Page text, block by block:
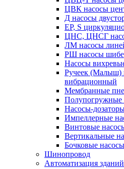
ЦВК насосы
Д насосы
EP, S
ЦНС, ЦНСГ
ЛМ насосы
РШ насосы
Насосы
Ручеек (Малыш)
вибрационный
Мембранные
Полупогружные
Насосы-
Импеллерные
Винтовые
Вертикальные
Бочковые насосы
Шинопровод
Автоматизация